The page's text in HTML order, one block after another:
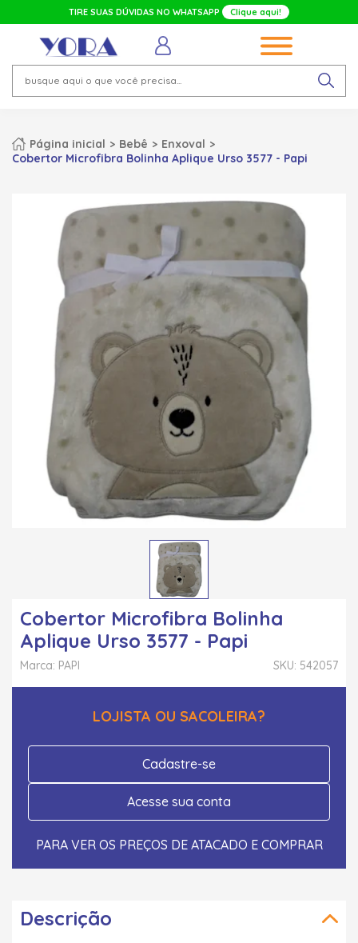
TIRE SUAS DÚVIDAS NO WHATSAPP Clique aqui!
Página inicial Bebê
Enxoval
Cobertor Microfibra Bolinha Aplique Urso 3577 - Papi
Cobertor Microfibra Bolinha
Aplique Urso 3577 - Papi
SKU: 542057
Marca: PAPI
LOJISTA OU SACOLEIRA?
Cadastre-se
Acesse sua conta
PARA VER OS PREÇOS DE ATACADO E COMPRAR
Descrição